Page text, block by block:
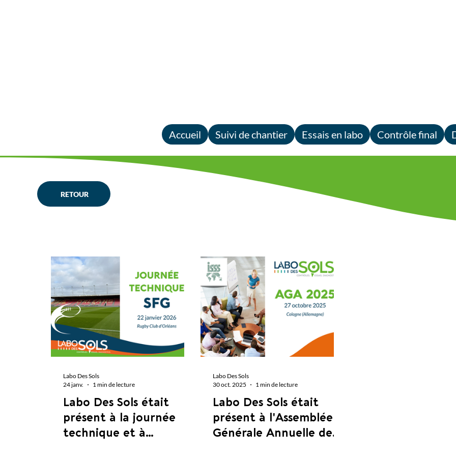
Accueil Suivi de chantier Essais en labo Contrôle final
Labo Des Sols était
présent à la journée
technique et à
Labo Des Sols
24 janv.
1 min de lecture
Labo Des Sols était
présent à l'Assemblée
Générale Annuelle de
Labo Des Sols
30 oct. 2025
1 min de lecture
RETOUR